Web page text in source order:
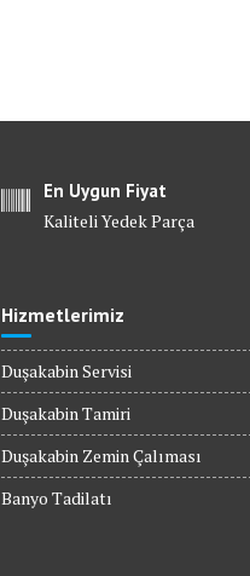
En Uygun Fiyat
Kaliteli Yedek Parça
Hizmetlerimiz
Duşakabin Servisi
Duşakabin Tamiri
Duşakabin Zemin Çalıması
Banyo Tadilatı